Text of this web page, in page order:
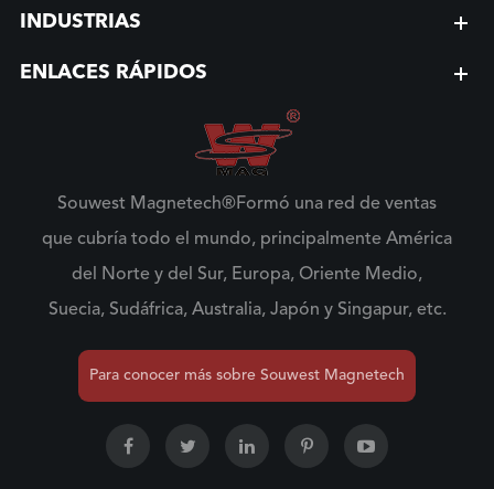
INDUSTRIAS
ENLACES RÁPIDOS
Souwest Magnetech®Formó una red de ventas
que cubría todo el mundo, principalmente América
del Norte y del Sur, Europa, Oriente Medio,
Suecia, Sudáfrica, Australia, Japón y Singapur, etc.
Para conocer más sobre Souwest Magnetech